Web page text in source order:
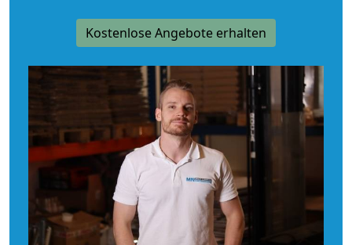
Kostenlose Angebote erhalten